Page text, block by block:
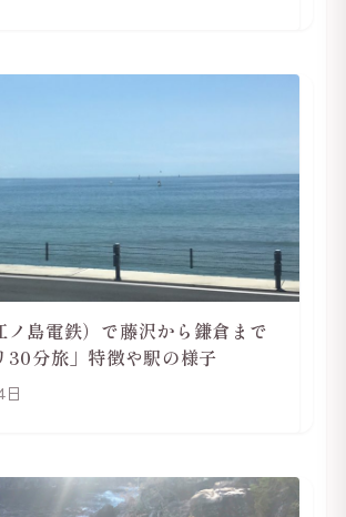
ノ島電鉄）で藤沢から鎌倉まで
30分旅」特徴や駅の様子